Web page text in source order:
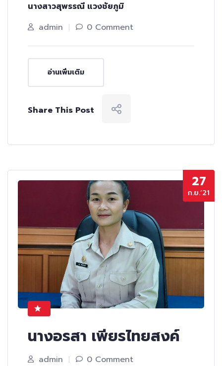
นางสาวสุพรรณี แวงชัยภูมิ
admin
0 Comment
อ่านเพิ่มเติม
Share This Post
27
ก.ย.’21
นางอรสา เพียรไทยสงค์
admin 0 Comment